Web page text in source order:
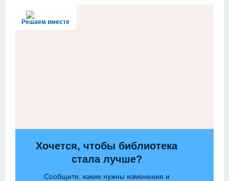
Решаем вместе
Хочется, чтобы библиотека
стала лучше?
Сообщите, какие нужны изменения и